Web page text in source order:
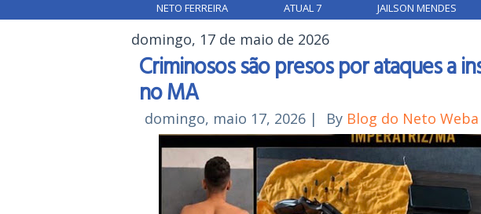
NETO FERREIRA ATUAL 7 JAILSON MENDES
domingo, 17 de maio de 2026
Criminosos são presos por ataques a
no MA
domingo, maio 17, 2026 | By Blog do Neto Weba